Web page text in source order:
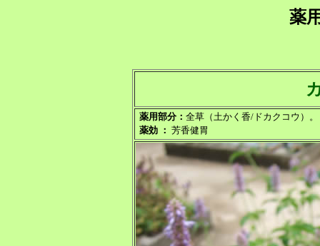
薬
薬用部分： 全草（土かく香/ドカクコウ）。
薬効 ： 芳香健胃